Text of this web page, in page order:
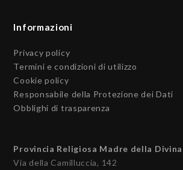
Informazioni
Privacy policy
Termini e condizioni di utilizzo
Cookie policy
Responsabile della Protezione dei Dati
Obblighi di trasparenza
Provincia Religiosa Madre della
Via della Camilluccia, 142